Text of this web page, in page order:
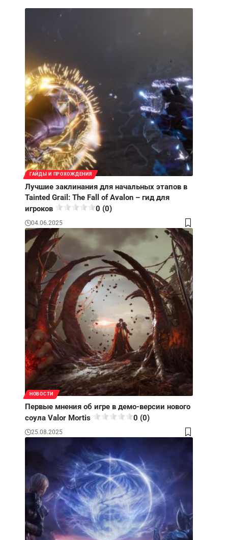
ГАЙДЫ И ПРОХОЖДЕНИЯ
Лучшие заклинания для начальных этапов в
Tainted Grail: The Fall of Avalon – гид для
игроков
0 (0)
04.06.2025
НОВОСТИ
Первые мнения об игре в демо-версии нового
соула Valor Mortis
0 (0)
25.08.2025